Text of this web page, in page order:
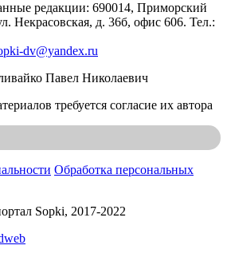
редакции: 690014, Приморский
Некрасовская, д. 36б, офис 606. Тел.:
dv@yandex.ru
Павел Николаевич
требуется согласие их автора
Обработка персональных
Sopki, 2017-2022